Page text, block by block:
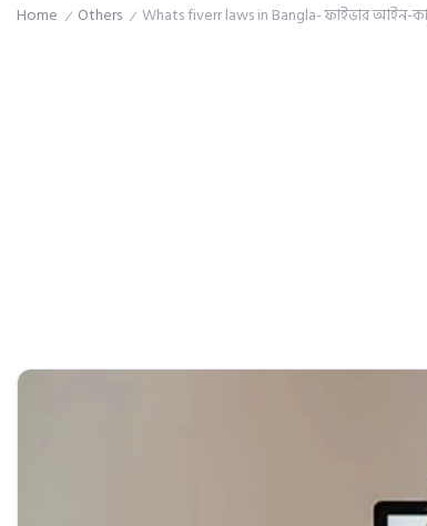
Home / Others / Whats fiverr laws in Bangla- ফাইভার আইন-